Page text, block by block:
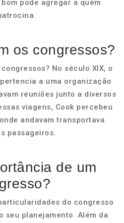
pode agregar a quem
os congressos?
No século XIX, o
a uma organização
reuniões junto a diversos
viagens, Cook percebeu
andavam transportava
passageiros.
de um
do congresso
seu planejamento. Além da